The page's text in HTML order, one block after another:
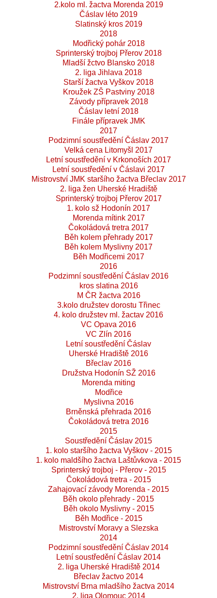
2.kolo ml. žactva Morenda 2019
Čáslav léto 2019
Slatinský kros 2019
2018
Modřický pohár 2018
Sprinterský trojboj Přerov 2018
Mladší žctvo Blansko 2018
2. liga Jihlava 2018
Starší žactva Vyškov 2018
Kroužek ZŠ Pastviny 2018
Závody přípravek 2018
Čáslav letní 2018
Finále přípravek JMK
2017
Podzimní soustředění Čáslav 2017
Velká cena Litomyšl 2017
Letní soustředění v Krkonoších 2017
Letní soustředění v Čáslavi 2017
Mistrovství JMK staršího žactva Břeclav 2017
2. liga žen Uherské Hradiště
Sprinterský trojboj Přerov 2017
1. kolo sž Hodonín 2017
Morenda mítink 2017
Čokoládová tretra 2017
Běh kolem přehrady 2017
Běh kolem Myslivny 2017
Běh Modřicemi 2017
2016
Podzimní soustředění Čáslav 2016
kros slatina 2016
M ČR žactva 2016
3.kolo družstev dorostu Třinec
4. kolo družstev ml. žactav 2016
VC Opava 2016
VC Zlín 2016
Letní soustředění Čáslav
Uherské Hradiště 2016
Břeclav 2016
Družstva Hodonín SŽ 2016
Morenda miting
Modřice
Myslivna 2016
Brněnská přehrada 2016
Čokoládová tretra 2016
2015
Soustředění Čáslav 2015
1. kolo staršího žactva Vyškov - 2015
1. kolo maldšího žactva Laštůvkova - 2015
Sprinterský trojboj - Přerov - 2015
Čokoládová tretra - 2015
Zahajovací závody Morenda - 2015
Běh okolo přehrady - 2015
Běh okolo Myslivny - 2015
Běh Modřice - 2015
Mistrovství Moravy a Slezska
2014
Podzimní soustředění Čáslav 2014
Letní soustředění Čáslav 2014
2. liga Uherské Hradiště 2014
Břeclav žactvo 2014
Mistrovství Brna mladšího žactva 2014
2. liga Olomouc 2014